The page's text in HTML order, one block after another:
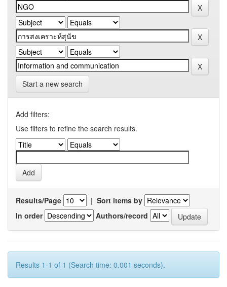
Start a new search
Add filters:
Use filters to refine the search results.
Results/Page | Sort items by
In order
Authors/record
Results 1-1 of 1 (Search time: 0.001 seconds).